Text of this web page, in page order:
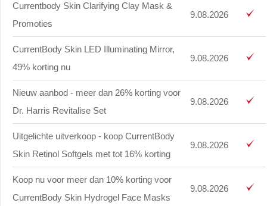
Currentbody Skin Clarifying Clay Mask &
Promoties
9.08.2026
CurrentBody Skin LED Illuminating Mirror,
49% korting nu
9.08.2026
Nieuw aanbod - meer dan 26% korting voor
Dr. Harris Revitalise Set
9.08.2026
Uitgelichte uitverkoop - koop CurrentBody
Skin Retinol Softgels met tot 16% korting
9.08.2026
Koop nu voor meer dan 10% korting voor
CurrentBody Skin Hydrogel Face Masks
9.08.2026